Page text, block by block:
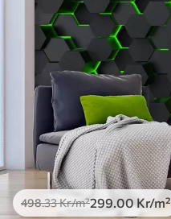
Premiumvinyl
725.00 435.00Kr
Peel and Stick
900.00540.00Kr/m²
498.33Kr/m²299 .00 Kr/m²